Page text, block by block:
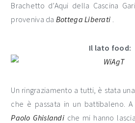
Brachetto d’Aqui della Cascina
proveniva da Bottega Liberati .
Il lato food:
Un ringraziamento a tutti, è stata
che è passata in un battibaleno.
Paolo Ghislandiche mi hanno